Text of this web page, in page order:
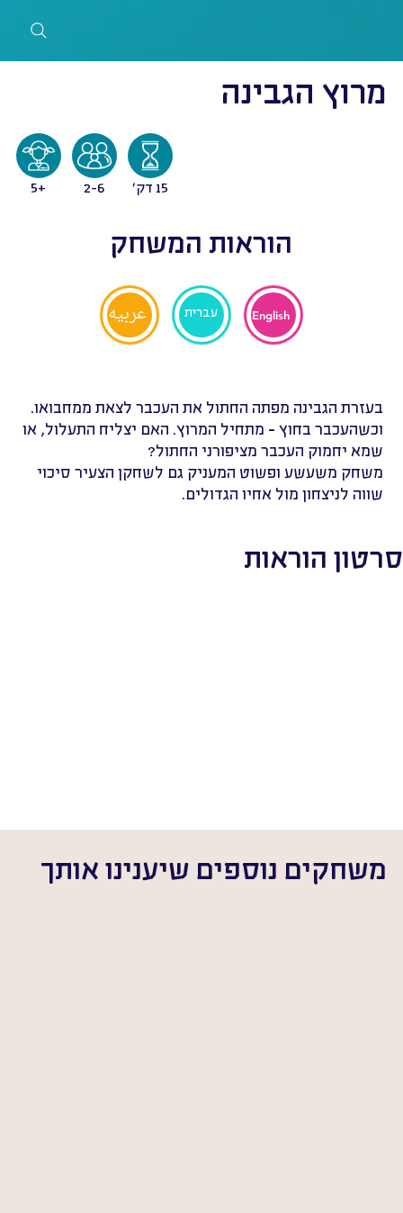
מרוץ הגבינה
15 דק' 2-6
5+
בעזרת הגבינה מפתה החתול את העכבר לצאת ממחבואו.
וכשהעכבר בחוץ - מתחיל המרוץ. האם יצליח התעלול, או
שמא יחמוק העכבר מציפורני החתול?
משחק משעשע ופשוט המעניק גם לשחקן הצעיר סיכוי
שווה לניצחון מול אחיו הגדולים.
English עברית عربيه
הוראות המשחק
סרטון הוראות
משחקים נוספים שיענינו אותך